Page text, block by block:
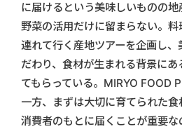
に届けるという美味しいものの
野菜の活用だけに留まらない。
連れて行く産地ツアーを企画し、
だわり、食材が生まれる背景に
てもらっている。MIRYO FOOD
一方、まずは大切に育てられた
消費者のもとに届くことが重要な